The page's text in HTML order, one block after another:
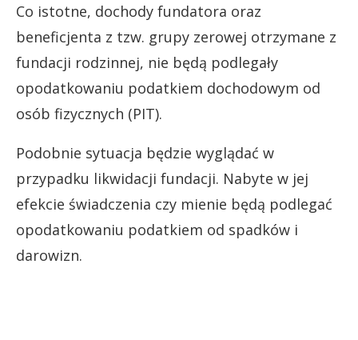
Co istotne, dochody fundatora oraz
beneficjenta z tzw. grupy zerowej otrzymane z
fundacji rodzinnej, nie będą podlegały
opodatkowaniu podatkiem dochodowym od
osób fizycznych (PIT).
Podobnie sytuacja będzie wyglądać w
przypadku likwidacji fundacji. Nabyte w jej
efekcie świadczenia czy mienie będą podlegać
opodatkowaniu podatkiem od spadków i
darowizn.